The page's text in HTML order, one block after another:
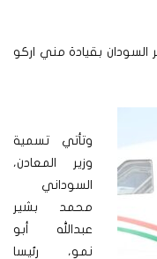
بقيادة مني اركو
وتأتي تسمية
وزير المعادن،
السوداني
محمد بشير
عبدالله أبو
نمو، رئيسا